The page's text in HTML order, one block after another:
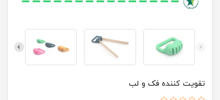
تقویت کننده فک و لب